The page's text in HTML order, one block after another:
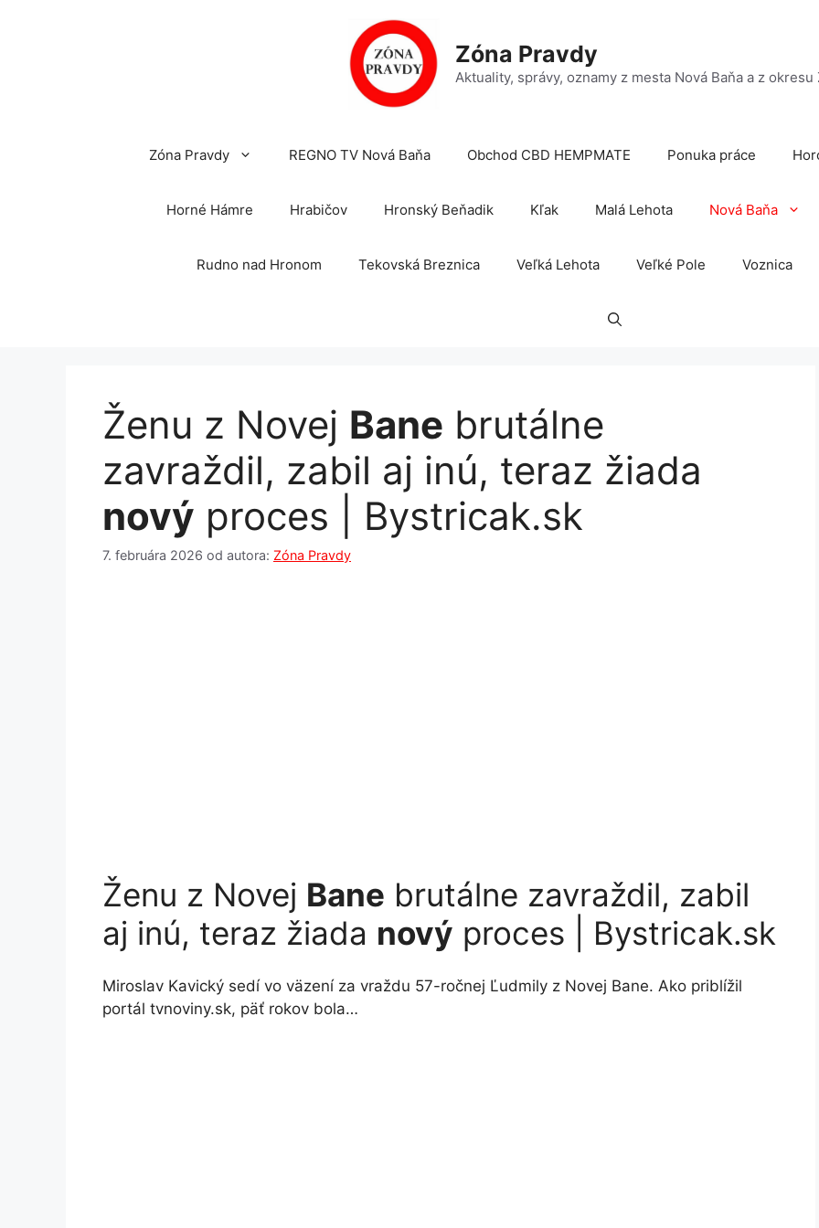
Zóna Pravdy
Aktuality, správy, oznamy z mesta Nová Baňa a z okresu
Zóna Pravdy REGNO TV Nová Baňa Obchod CBD HEMPMATE Ponuka práce
Horné Hámre Hrabičov Hronský Beňadik Kľak Malá Lehota Nová Baňa
Rudno nad Hronom Tekovská Breznica Veľká Lehota Veľké Pole Voznica
Ženu z Novej Bane brutálne
zavraždil, zabil aj inú, teraz žiada
nový proces | Bystricak.sk
7. februára 2026 od autora: Zóna Pravdy
Ženu z Novej Bane brutálne zavraždil, zabil
aj inú, teraz žiada nový proces | Bystricak.sk
Miroslav Kavický sedí vo väzení za vraždu 57-ročnej Ľudmily z Novej Bane. Ako priblížil
portál tvnoviny.sk, päť rokov bola…